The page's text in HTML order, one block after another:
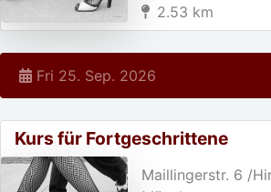
2.53 km
Fri 25. Sep. 2026
Kurs für Fortgeschrittene
Maillingerstr. 6 /